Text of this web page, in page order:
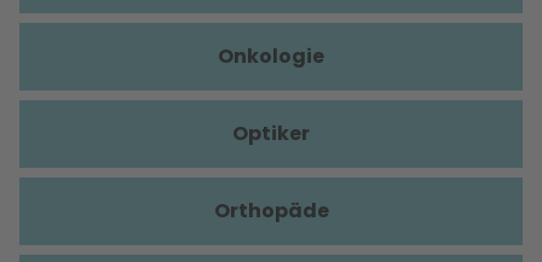
Onkologie
Optiker
Orthopäde